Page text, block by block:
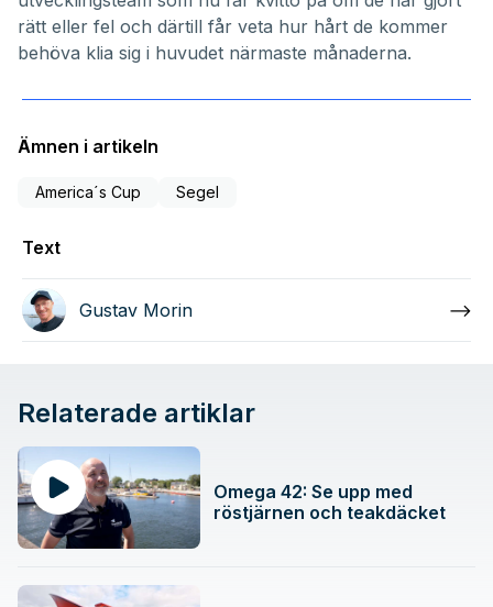
rätt eller fel och därtill får veta hur hårt de kommer
behöva klia sig i huvudet närmaste månaderna.
Ämnen i artikeln
America´s Cup Segel
Text
Gustav Morin
Relaterade artiklar
Omega 42: Se upp med
röstjärnen och teakdäcket